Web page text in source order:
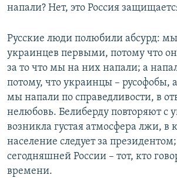
напали? Нет, это Россия
Русские люди полюбили абсурд:
украинцев первыми, потому что
за то что мы на них напали; а
потому, что украинцы – русофобы,
мы напали по справедливости, в
нелюбовь. Белиберду повторяют с
возникла густая атмосфера лжи, в
население следует за
сегодняшней России – тот, кто
времени.